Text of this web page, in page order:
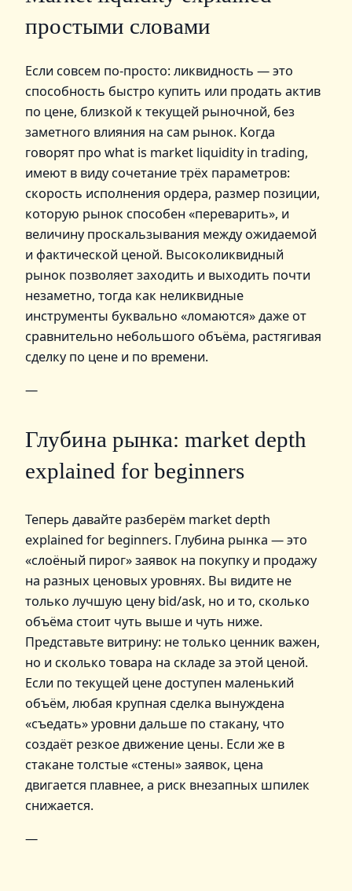
простыми словами
Если совсем по‑просто: ликвидность — это
способность быстро купить или продать актив
по цене, близкой к текущей рыночной, без
заметного влияния на сам рынок. Когда
говорят про what is market liquidity in trading,
имеют в виду сочетание трёх параметров:
скорость исполнения ордера, размер позиции,
которую рынок способен «переварить», и
величину проскальзывания между ожидаемой
и фактической ценой. Высоколиквидный
рынок позволяет заходить и выходить почти
незаметно, тогда как неликвидные
инструменты буквально «ломаются» даже от
сравнительно небольшого объёма, растягивая
сделку по цене и по времени.
—
Глубина рынка: market depth
explained for beginners
Теперь давайте разберём market depth
explained for beginners. Глубина рынка — это
«слоёный пирог» заявок на покупку и продажу
на разных ценовых уровнях. Вы видите не
только лучшую цену bid/ask, но и то, сколько
объёма стоит чуть выше и чуть ниже.
Представьте витрину: не только ценник важен,
но и сколько товара на складе за этой ценой.
Если по текущей цене доступен маленький
объём, любая крупная сделка вынуждена
«съедать» уровни дальше по стакану, что
создаёт резкое движение цены. Если же в
стакане толстые «стены» заявок, цена
двигается плавнее, а риск внезапных шпилек
снижается.
—